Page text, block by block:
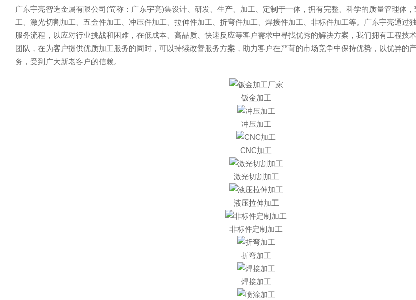
广东宇亮智造金属有限公司(简称：广东宇亮)集设计、研发、生产、加工、定制于一体，拥有完整、科学的质量管理体
工、激光切割加工、五金件加工、冲压件加工、拉伸件加工、折弯件加工、焊接件加工、非标件加工等。广东宇亮通过
服务流程，以应对行业挑战和困难，在低成本、高品质、快速反应等客户需求中寻找优秀的解决方案，我们拥有工程技
团队，在为客户提供优质加工服务的同时，可以持续改善服务方案，助力客户在严苛的市场竞争中保持优势，以优异的
务，受到广大新老客户的信赖。
钣金加工
冲压加工
CNC加工
激光切割加工
液压拉伸加工
非标件定制加工
折弯加工
焊接加工